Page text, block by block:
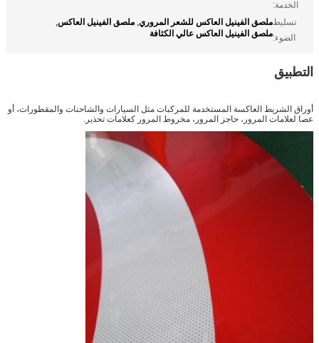
الخدمة:
تسليط
الضوء:
ملصق الفينيل العاكس للشعر المروري, ملصق الفينيل العاكس,
ملصق الفينيل العاكس عالي الكثافة
التطبيق
أوراق الشريط العاكسة المستخدمة للمركبات مثل السيارات والشاحنات والمقطورات، أو
عصا لعلامات المرور، حاجز المرور، مخروط المرور كعلامات تحذير.